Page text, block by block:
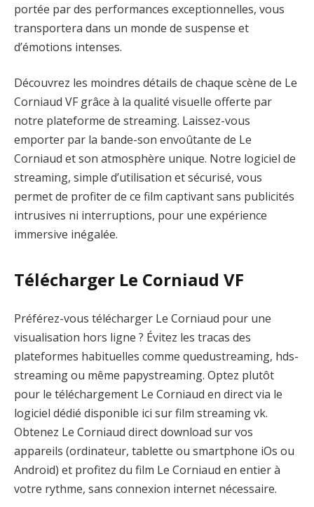
portée par des performances exceptionnelles, vous
transportera dans un monde de suspense et
d’émotions intenses.
Découvrez les moindres détails de chaque scène de Le
Corniaud VF grâce à la qualité visuelle offerte par
notre plateforme de streaming. Laissez-vous
emporter par la bande-son envoûtante de Le
Corniaud et son atmosphère unique. Notre logiciel de
streaming, simple d’utilisation et sécurisé, vous
permet de profiter de ce film captivant sans publicités
intrusives ni interruptions, pour une expérience
immersive inégalée.
Télécharger Le Corniaud VF
Préférez-vous télécharger Le Corniaud pour une
visualisation hors ligne ? Évitez les tracas des
plateformes habituelles comme quedustreaming, hds-
streaming ou même papystreaming. Optez plutôt
pour le téléchargement Le Corniaud en direct via le
logiciel dédié disponible ici sur film streaming vk.
Obtenez Le Corniaud direct download sur vos
appareils (ordinateur, tablette ou smartphone iOs ou
Android) et profitez du film Le Corniaud en entier à
votre rythme, sans connexion internet nécessaire.